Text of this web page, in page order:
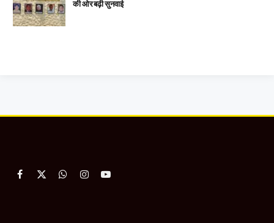
की ओर बढ़ी सुनवाई
Facebook
X
WhatsApp
InstagramYouTube